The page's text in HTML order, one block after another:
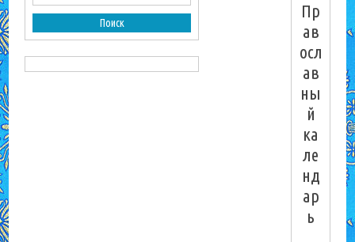
Пр
ав
осл
ав
ны
й
ка
ле
нд
ар
ь